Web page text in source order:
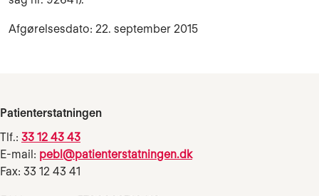
Afgørelsesdato: 22. september 2015
Patienterstatningen
Tlf.: 33 12 43 43
E-mail: pebl@patienterstatningen.dk
Fax: 33 12 43 41